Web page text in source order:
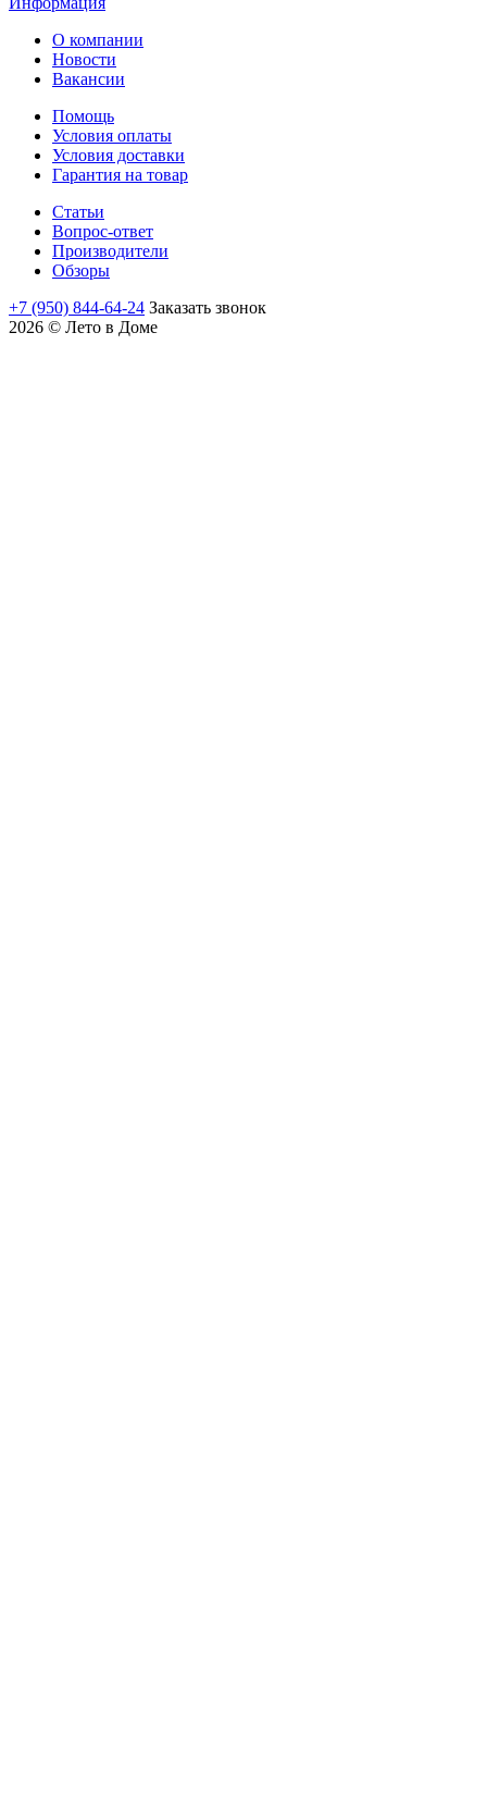
О компании
Новости
Вакансии
Помощь
Условия оплаты
Условия доставки
Гарантия на товар
Статьи
Вопрос-ответ
Производители
Обзоры
+7 (950) 844-64-24 Заказать звонок
2026 © Лето в Доме